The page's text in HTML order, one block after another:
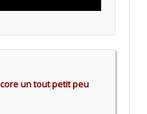
un tout petit peu